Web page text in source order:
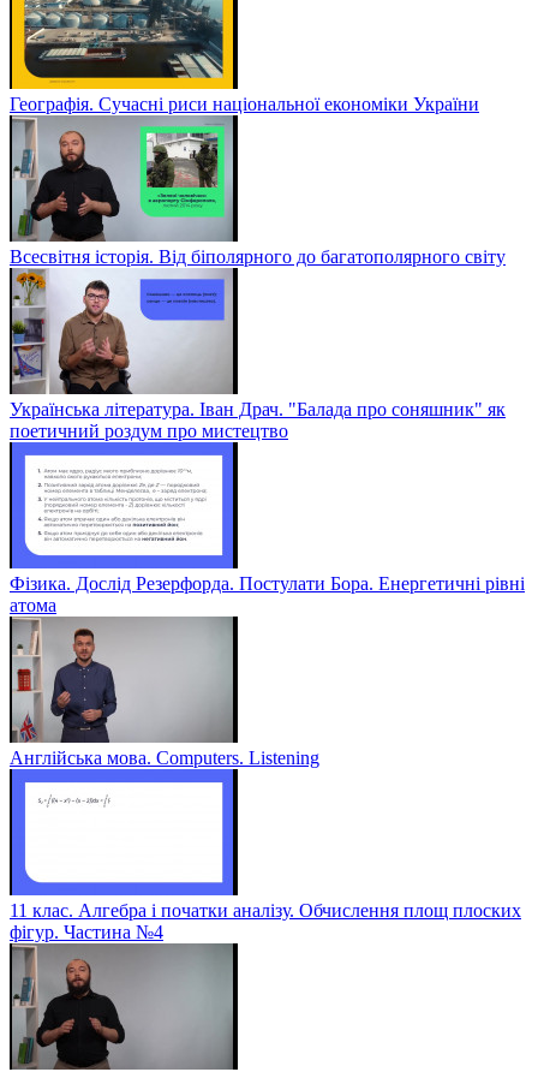
Географія. Сучасні риси національної економіки України
Всесвітня історія. Від біполярного до багатополярного світу
Українська література. Іван Драч. "Балада про соняшник" як
поетичний роздум про мистецтво
Фізика. Дослід Резерфорда. Постулати Бора. Енергетичні рівні
атома
Англійська мова. Computers. Listening
11 клас. Алгебра і початки аналізу. Обчислення площ плоских
фігур. Частина №4